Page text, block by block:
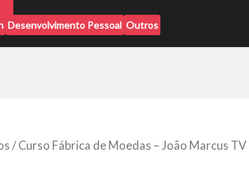
Desenvolvimento Pessoal Outros
/ Curso Fábrica de Moedas – João Marcus TV